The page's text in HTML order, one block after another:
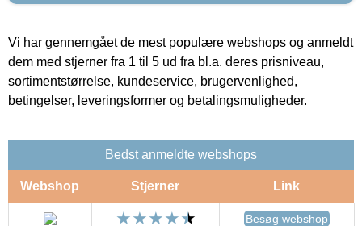
Vi har gennemgået de mest populære webshops og anmeldt
dem med stjerner fra 1 til 5 ud fra bl.a. deres prisniveau,
sortimentstørrelse, kundeservice, brugervenlighed,
betingelser, leveringsformer og betalingsmuligheder.
Bedst anmeldte webshops
Webshop Stjerner Link
Besøg webshop